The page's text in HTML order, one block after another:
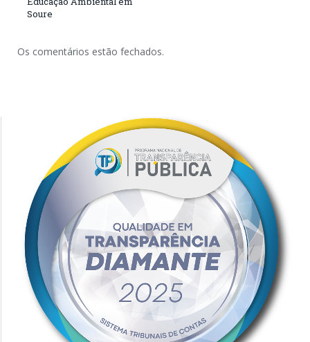
Soure
Os comentários estão fechados.